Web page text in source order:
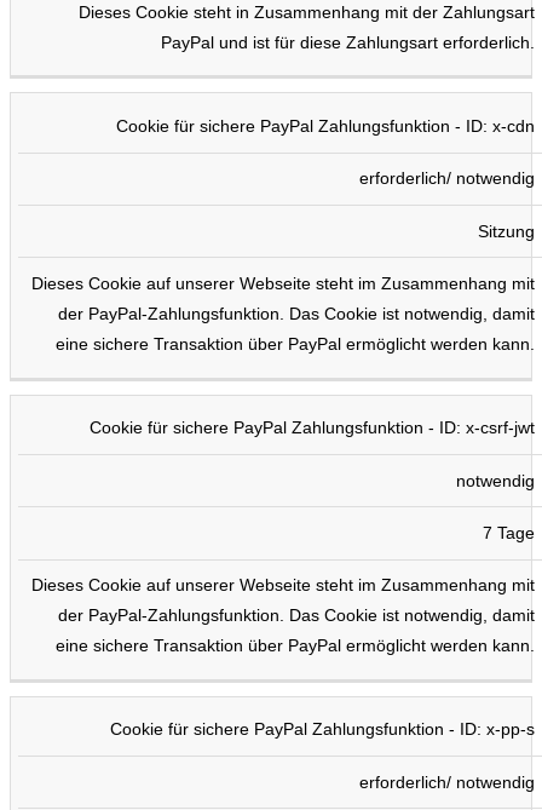
Dieses Cookie steht in Zusammenhang mit der Zahlungsart
PayPal und ist für diese Zahlungsart erforderlich.
Cookie für sichere PayPal Zahlungsfunktion - ID: x-cdn
erforderlich/ notwendig
Sitzung
Dieses Cookie auf unserer Webseite steht im Zusammenhang mit
der PayPal-Zahlungsfunktion. Das Cookie ist notwendig, damit
eine sichere Transaktion über PayPal ermöglicht werden kann.
Cookie für sichere PayPal Zahlungsfunktion - ID: x-csrf-jwt
notwendig
7 Tage
Dieses Cookie auf unserer Webseite steht im Zusammenhang mit
der PayPal-Zahlungsfunktion. Das Cookie ist notwendig, damit
eine sichere Transaktion über PayPal ermöglicht werden kann.
Cookie für sichere PayPal Zahlungsfunktion - ID: x-pp-s
erforderlich/ notwendig